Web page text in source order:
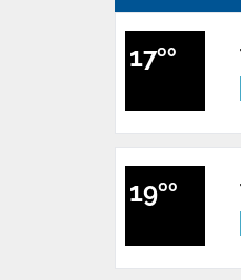
1700
1900